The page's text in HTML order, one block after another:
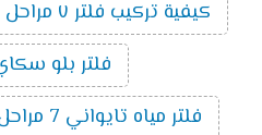
كيفية تركيب فلتر ٧ مراحل
فلتر بلو سكاي 7
فلتر مياه تايواني 7 مراحل